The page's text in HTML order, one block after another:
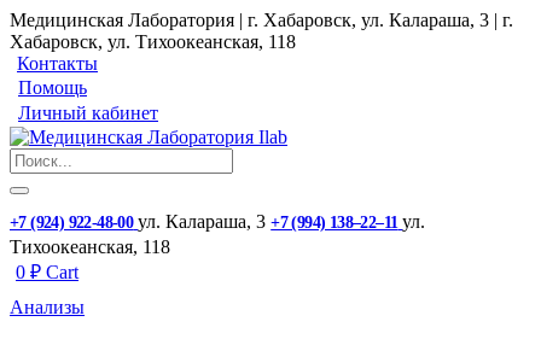
Медицинская Лаборатория | г. Хабаровск, ул. Калараша, 3 | г.
Хабаровск, ул. ​Тихоокеанская, 118
Контакты
Помощь
Личный кабинет
+7 (924) 922-48-00 ул. ​Калараша, 3 +7 (994) 138‒22‒11 ул. ​
Тихоокеанская, 118
0 ₽ Cart
Анализы